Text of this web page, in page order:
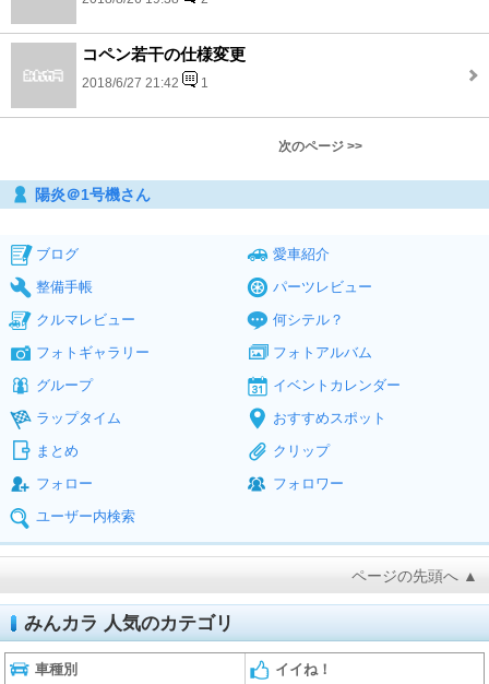
コペン若干の仕様変更
2018/6/27 21:42 1
次のページ >>
陽炎＠1号機さん
ブログ
愛車紹介
整備手帳
パーツレビュー
クルマレビュー
何シテル？
フォトギャラリー
フォトアルバム
グループ
イベントカレンダー
ラップタイム
おすすめスポット
まとめ
クリップ
フォロー
フォロワー
ユーザー内検索
ページの先頭へ ▲
みんカラ 人気のカテゴリ
車種別 イイね！